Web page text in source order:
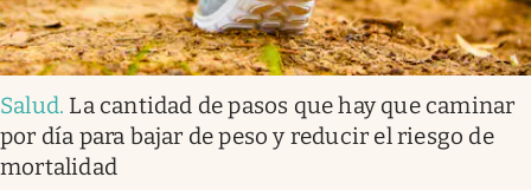
Salud. La cantidad de pasos que hay que caminar
por día para bajar de peso y reducir el riesgo de
mortalidad